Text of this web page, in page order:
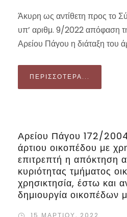
Άκυρη ως αντίθετη προς το
υπ’ αριθμ. 9/2022 απόφαση
Αρείου Πάγου η διάταξη του
ΠΕΡΙΣΣΌΤΕΡΑ...
Αρείου Πάγου 172/
άρτιου οικοπέδου με
επιτρεπτή η απόκτηση
κυριότητας τμήματος
χρησικτησία, έστω και
δημιουργία οικοπέδων